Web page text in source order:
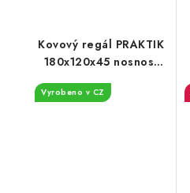
Kovový regál PRAKTIK
180x120x45 nosnost
police 275 kg -
lakovaný černý
Vyrobeno v CZ